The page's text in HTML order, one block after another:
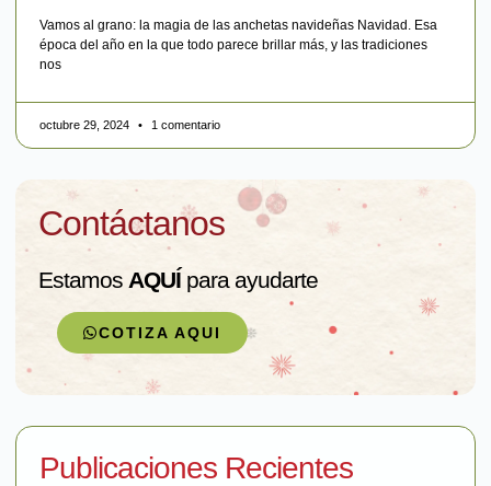
Vamos al grano: la magia de las anchetas navideñas Navidad. Esa
época del año en la que todo parece brillar más, y las tradiciones
nos
octubre 29, 2024 1 comentario
Contáctanos
Estamos AQUÍ para ayudarte
COTIZA AQUI
Publicaciones Recientes